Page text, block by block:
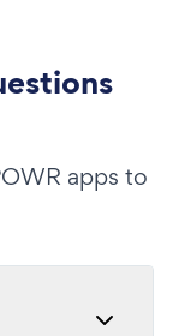
apps to